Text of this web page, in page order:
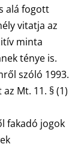
alá fogott
vitatja az
minta
ténye is.
szóló 1993.
Mt. 11. § (1)
fakadó jogok